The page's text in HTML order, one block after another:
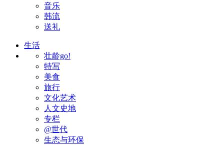
音乐
韩流
送礼
生活
壮龄go!
特写
美食
旅行
文化艺术
人文史地
专栏
@世代
生态与环保